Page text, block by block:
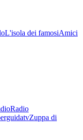
L'isola dei famosiAmici
Radio
Zuppa di